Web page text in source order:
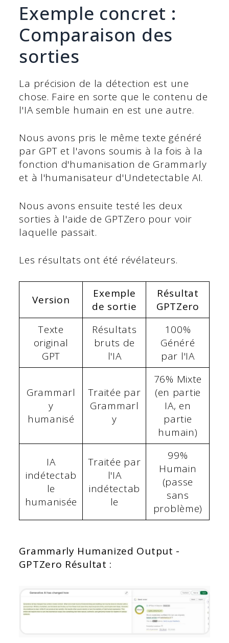
Exemple concret :
Comparaison des
sorties
La précision de la détection est une
chose. Faire en sorte que le contenu de
l'IA semble humain en est une autre.
Nous avons pris le même texte généré
par GPT et l'avons soumis à la fois à la
fonction d'humanisation de Grammarly
et à l'humanisateur d'Undetectable AI.
Nous avons ensuite testé les deux
sorties à l'aide de GPTZero pour voir
laquelle passait.
Les résultats ont été révélateurs.
Version
Exemple
de sortie
Résultat
GPTZero
Texte
original
GPT
Résultats
bruts de
l'IA
100%
Généré
par l'IA
Grammarl
y
humanisé
Traitée par
Grammarl
y
76% Mixte
(en partie
IA, en
partie
humain)
IA
indétectab
le
humanisée
Traitée par
l'IA
indétectab
le
99%
Humain
(passe
sans
problème)
Grammarly Humanized Output -
GPTZero Résultat :